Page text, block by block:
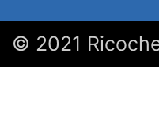
© 2021